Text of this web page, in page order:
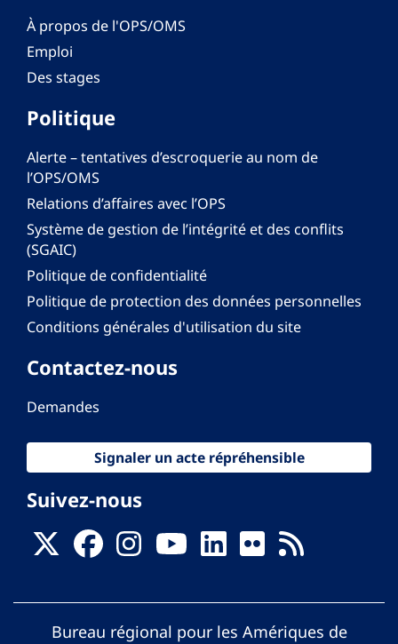
À propos de l'OPS/OMS
Emploi
Des stages
Politique
Alerte – tentatives d’escroquerie au nom de
l’OPS/OMS
Relations d’affaires avec l’OPS
Système de gestion de l’intégrité et des conflits
(SGAIC)
Politique de confidentialité
Politique de protection des données personnelles
Conditions générales d'utilisation du site
Contactez-nous
Demandes
Signaler un acte répréhensible
Suivez-nous
Bureau régional pour les Amériques de